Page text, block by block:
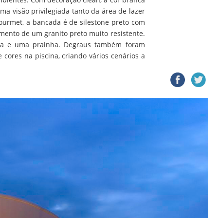
visão privilegiada tanto da área de lazer
a bancada é de silestone preto com
de um granito preto muito resistente.
e uma prainha. Degraus também foram
na piscina, criando vários cenários a